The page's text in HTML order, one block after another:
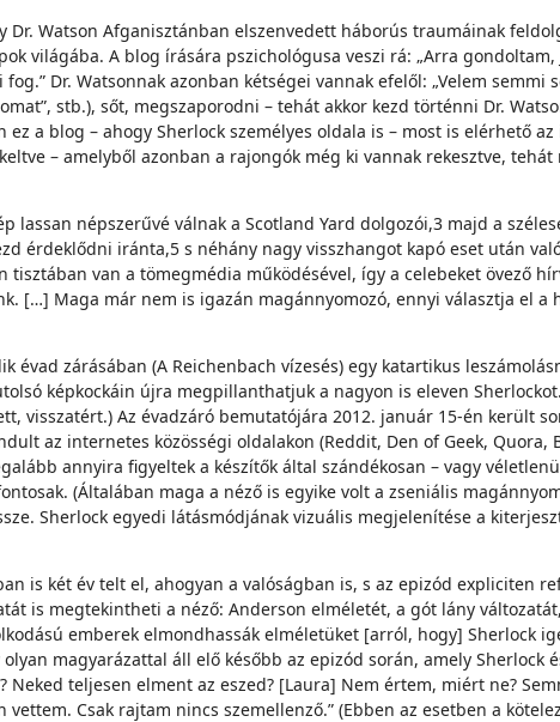
Watson Afganisztánban elszenvedett háborús traumáinak
világába. A blog írására pszichológusa veszi rá: „Arra
Dr. Watsonnak azonban kétségei vannak efelől: „Velem semmi
stb.), sőt, megszaporodni – tehát akkor kezd történni Dr.
a blog – ahogy Sherlock személyes oldala is – most is elérhető
– amelyből azonban a rajongók még ki vannak rekesztve,
népszerűvé válnak a Scotland Yard dolgozói,3 majd a
iránta,5 s néhány nagy visszhangot kapó eset után
van a tömegmédia működésével, így a celebeket övező
[…] Maga már nem is igazán magánnyomozó, ennyi választja el
zárásában (A Reichenbach vízesés) egy katartikus
képkockáin újra megpillanthatjuk a nagyon is eleven
visszatért.) Az évadzáró bemutatójára 2012. január 15-én került
az internetes közösségi oldalakon (Reddit, Den of Geek, Quora,
annyira figyeltek a készítők által szándékosan – vagy
(Általában maga a néző is egyike volt a zseniális
Sherlock egyedi látásmódjának vizuális megjelenítése a
is két év telt el, ahogyan a valóságban is, s az epizód expliciten
is megtekintheti a néző: Anderson elméletét, a gót lány
emberek elmondhassák elméletüket [arról, hogy] Sherlock
magyarázattal áll elő később az epizód során, amely Sherlock
teljesen elment az eszed? [Laura] Nem értem, miért ne?
Csak rajtam nincs szemellenző.” (Ebben az esetben a